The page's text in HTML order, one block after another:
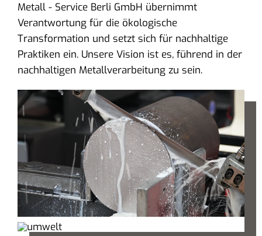
Metall - Service Berli GmbH übernimmt
Verantwortung für die ökologische
Transformation und setzt sich für nachhaltige
Praktiken ein. Unsere Vision ist es, führend in der
nachhaltigen Metallverarbeitung zu sein.